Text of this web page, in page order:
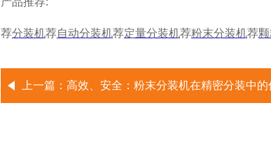
荐分装机荐自动分装机荐定量分装机荐粉末分装机荐
上一篇： 高效、安全：粉末分装机在精密分装中的